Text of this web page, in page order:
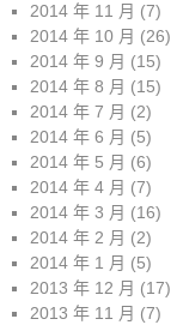
2014 年 11 月 (7)
2014 年 10 月 (26)
2014 年 9 月 (15)
2014 年 8 月 (15)
2014 年 7 月 (2)
2014 年 6 月 (5)
2014 年 5 月 (6)
2014 年 4 月 (7)
2014 年 3 月 (16)
2014 年 2 月 (2)
2014 年 1 月 (5)
2013 年 12 月 (17)
2013 年 11 月 (7)